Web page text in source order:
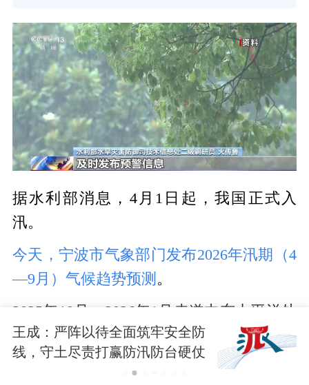
据水利部消息，4月1日起，我国正式入
汛。
今天，宁波市气象部门发布2026年汛期（4
—9月）气候趋势预测 。
2025年10月～2026年1月赤道中东太平洋处
于拉尼娜状态，受其影响，宁波呈现明显
的暖干型气候。
王成：严阵以待全面筑牢安全防
线，守土尽责打赢防汛防台硬仗